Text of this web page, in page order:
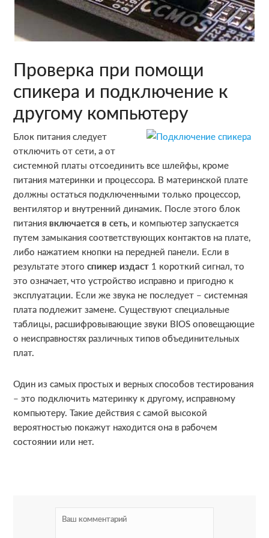
Проверка при помощи
спикера и подключение к
другому компьютеру
Блок питания следует
отключить от сети, а от
системной платы отсоединить все шлейфы, кроме
питания материнки и процессора. В материнской плате
должны остаться подключенными только процессор,
вентилятор и внутренний динамик. После этого блок
питаниявключается в сеть, и компьютер запускается
путем замыкания соответствующих контактов на плате,
либо нажатием кнопки на передней панели. Если в
результате этогоспикер издаст 1 короткий сигнал, то
это означает, что устройство исправно и пригодно к
эксплуатации. Если же звука не последует – системная
плата подлежит замене. Существуют специальные
таблицы, расшифровывающие звуки BIOS оповещающие
о неисправностях различных типов объединительных
плат.
Один из самых простых и верных способов тестирования
– это подключить материнку к другому, исправному
компьютеру. Такие действия с самой высокой
вероятностью покажут находится она в рабочем
состоянии или нет.